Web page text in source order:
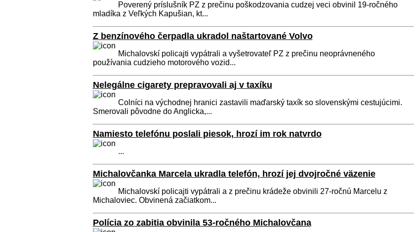
Poverený príslušník PZ z prečinu poškodzovania cudzej veci obvinil 19-ročného
mladíka z Veľkých Kapušian, kt...
Z benzínového čerpadla ukradol naštartované Volvo
Michalovskí policajti vypátrali a vyšetrovateľ PZ z prečinu neoprávneného
používania cudzieho motorového vozid...
Nelegálne cigarety prepravovali aj v taxíku
Colníci na východnej hranici zastavili maďarský taxík so slovenskými cestujúcimi.
Smerovali pôvodne do Anglicka,...
Namiesto telefónu poslali piesok, hrozí im rok natvrdo
...
Michalovčanka Marcela ukradla telefón, hrozí jej dvojročné väzenie
Michalovskí policajti vypátrali a z prečinu krádeže obvinili 27-ročnú Marcelu z
Michaloviec. Obvinená začiatkom...
Polícia zo zabitia obvinila 53-ročného Michalovčana